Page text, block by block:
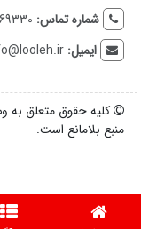
شماره تماس: 02165469330 ،
ایمیل:
کلیه حقوق متعلق به
منبع بلامانع است.